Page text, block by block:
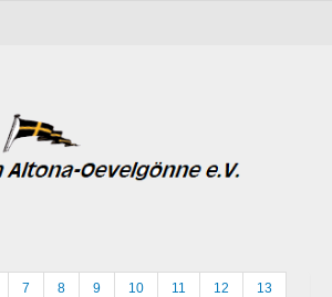
7 8 9 10 11 12 13